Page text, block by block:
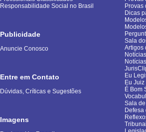
Responsabilidade Social no Brasil
Publicidade
Anuncie Conosco
Entre em Contato
Dúvidas, Críticas e Sugestões
Imagens
Provas
Dicas
Sala
Artigos
Eu
Eu Juiz
É Bom
Sala
Defesa